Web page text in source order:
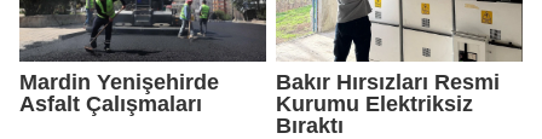
Mardin Yenişehirde
Asfalt Çalışmaları
Bakır Hırsızları Resmi
Kurumu Elektriksiz
Bıraktı